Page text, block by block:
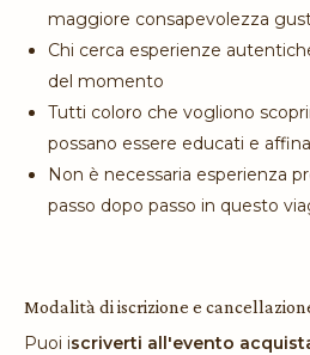
maggiore consapevolezza
Chi cerca esperienze
del momento
Tutti coloro che vogliono
possano essere educati e
Non è necessaria esperienza
passo dopo passo in questo
Modalità di iscrizione e
Puoi iscriverti all'evento